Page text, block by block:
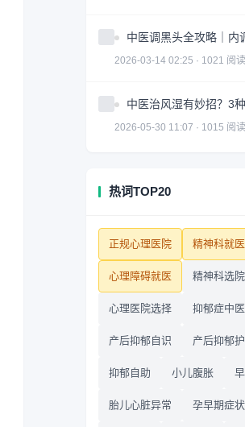
中医调黑头全攻略｜内
2026-03-14 02:25 · 1021 阅读
中医治风湿有妙招？3
2026-05-30 11:07 · 1015 阅读
热词TOP20
正规心理医院 精神科就
心理障碍就医 精神科选
心理医院选择 抑郁症中
产后抑郁自识 产后抑郁
抑郁自助 小儿腹胀
胎儿心脏异常 孕早期症状